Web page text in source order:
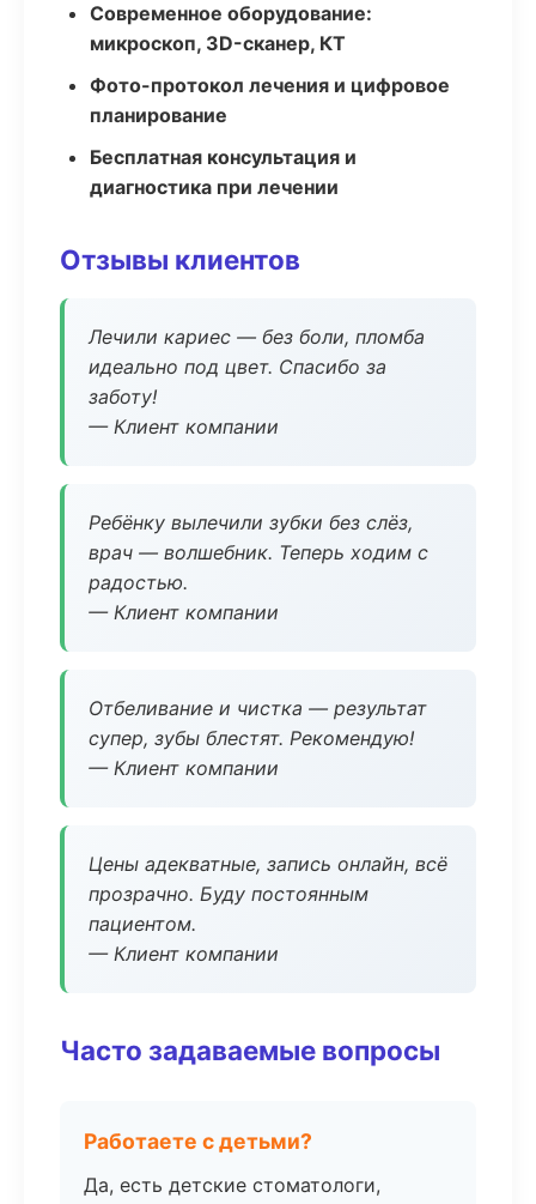
Современное оборудование:
микроскоп, 3D-сканер, КТ
Фото-протокол лечения и цифровое
планирование
Бесплатная консультация и
диагностика при лечении
Отзывы клиентов
Лечили кариес — без боли, пломба
идеально под цвет. Спасибо за
заботу!
— Клиент компании
Ребёнку вылечили зубки без слёз,
врач — волшебник. Теперь ходим с
радостью.
— Клиент компании
Отбеливание и чистка — результат
супер, зубы блестят. Рекомендую!
— Клиент компании
Цены адекватные, запись онлайн, всё
прозрачно. Буду постоянным
пациентом.
— Клиент компании
Часто задаваемые вопросы
Работаете с детьми?
Да, есть детские стоматологи,